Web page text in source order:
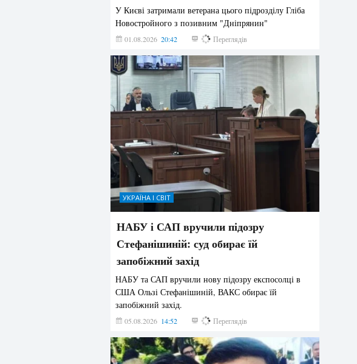
У Києві затримали ветерана цього підрозділу Гліба
Новостройного з позивним "Дніпрянин"
01.08.2026 20:42 177 Переглядів
УКРАЇНА І СВІТ
НАБУ і САП вручили підозру
Стефанішиній: суд обирає їй
запобіжний захід
НАБУ та САП вручили нову підозру експосолці в
США Ользі Стефанішиній, ВАКС обирає їй
запобіжний захід.
05.08.2026 14:52 142 Переглядів